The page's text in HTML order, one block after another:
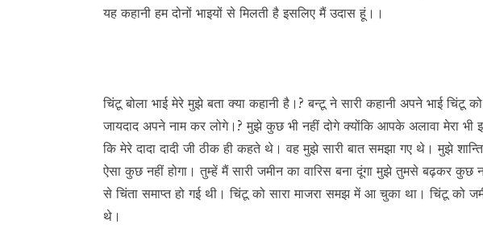
यह कहानी हम दोनों भाइयों से मिलती है इसलिए मैं उदास हूं।।
चिंटू बोला भाई मेरे मुझे बता क्या कहानी है।? बन्टू ने सारी कहानी अपने भाई चिंटू
जायदाद अपने नाम कर लोगे।? मुझे कुछ भी नहीं दोगे क्योंकि आपके अलावा मेरा भी
कि मेरे दादा दादी जी ठीक ही कहते थे। वह मुझे सारी बात समझा गए थे। मुझे
ऐसा कुछ नहीं होगा। तुम्हें मैं सारी जमीन का वारिस बना दूंगा मुझे तुमसे बढ़कर कुछ
से चिंता समाप्त हो गई थी। चिंटू को सारा माजरा समझ में आ चुका था। चिंटू को
थे।